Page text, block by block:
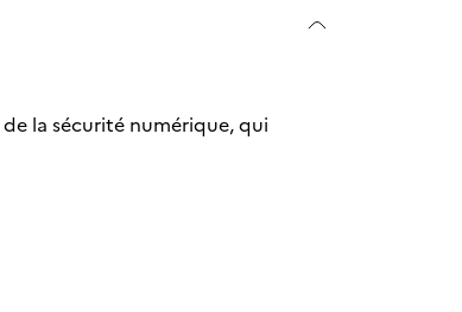
la sécurité numérique, qui